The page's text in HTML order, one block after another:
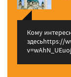
Кому
здесьhttps://